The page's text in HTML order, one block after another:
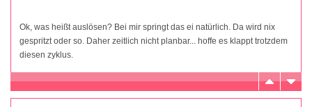
Ok, was heißt auslösen? Bei mir springt das ei natürlich. Da wird nix
gespritzt oder so. Daher zeitlich nicht planbar... hoffe es klappt trotzdem
diesen zyklus.